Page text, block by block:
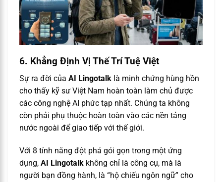
6. Khẳng Định Vị Thế Trí Tuệ Việt
Sự ra đời của AI Lingotalk là minh chứng hùng hồn
cho thấy kỹ sư Việt Nam hoàn toàn làm chủ được
các công nghệ AI phức tạp nhất. Chúng ta không
còn phải phụ thuộc hoàn toàn vào các nền tảng
nước ngoài để giao tiếp với thế giới.
Với 8 tính năng đột phá gói gọn trong một ứng
dụng, AI Lingotalk không chỉ là công cụ, mà là
người bạn đồng hành, là “hộ chiếu ngôn ngữ” cho